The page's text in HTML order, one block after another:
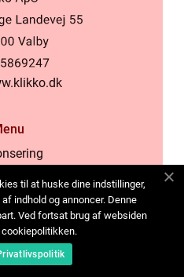
oss
til at huske dine indstillinger,
indhold og annoncer. Denne
Ved fortsat brug af websiden